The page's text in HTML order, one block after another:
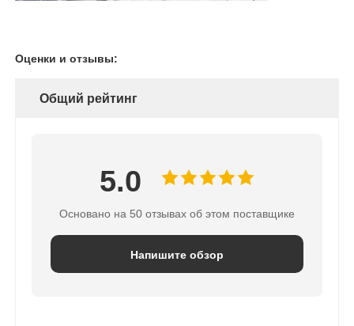
Оценки и отзывы:
Общий рейтинг
5.0
Основано на 50 отзывах об этом поставщике
Напишите обзор